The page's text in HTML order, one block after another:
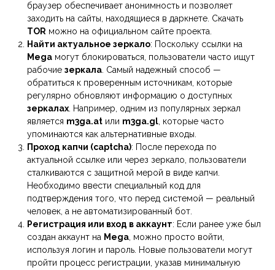
браузер обеспечивает анонимность и позволяет
заходить на сайты, находящиеся в даркнете. Скачать
TOR можно на официальном сайте проекта.
Найти актуальное зеркало: Поскольку ссылки на
Mega могут блокироваться, пользователи часто ищут
рабочие зеркала . Самый надежный способ —
обратиться к проверенным источникам, которые
регулярно обновляют информацию о доступных
зеркалах . Например, одним из популярных зеркал
является m3ga.at или m3ga.gl , которые часто
упоминаются как альтернативные входы.
Проход капчи (captcha): После перехода по
актуальной ссылке или через зеркало, пользователи
сталкиваются с защитной мерой в виде капчи.
Необходимо ввести специальный код для
подтверждения того, что перед системой — реальный
человек, а не автоматизированный бот.
Регистрация или вход в аккаунт: Если ранее уже был
создан аккаунт на Mega , можно просто войти,
используя логин и пароль. Новые пользователи могут
пройти процесс регистрации, указав минимальную